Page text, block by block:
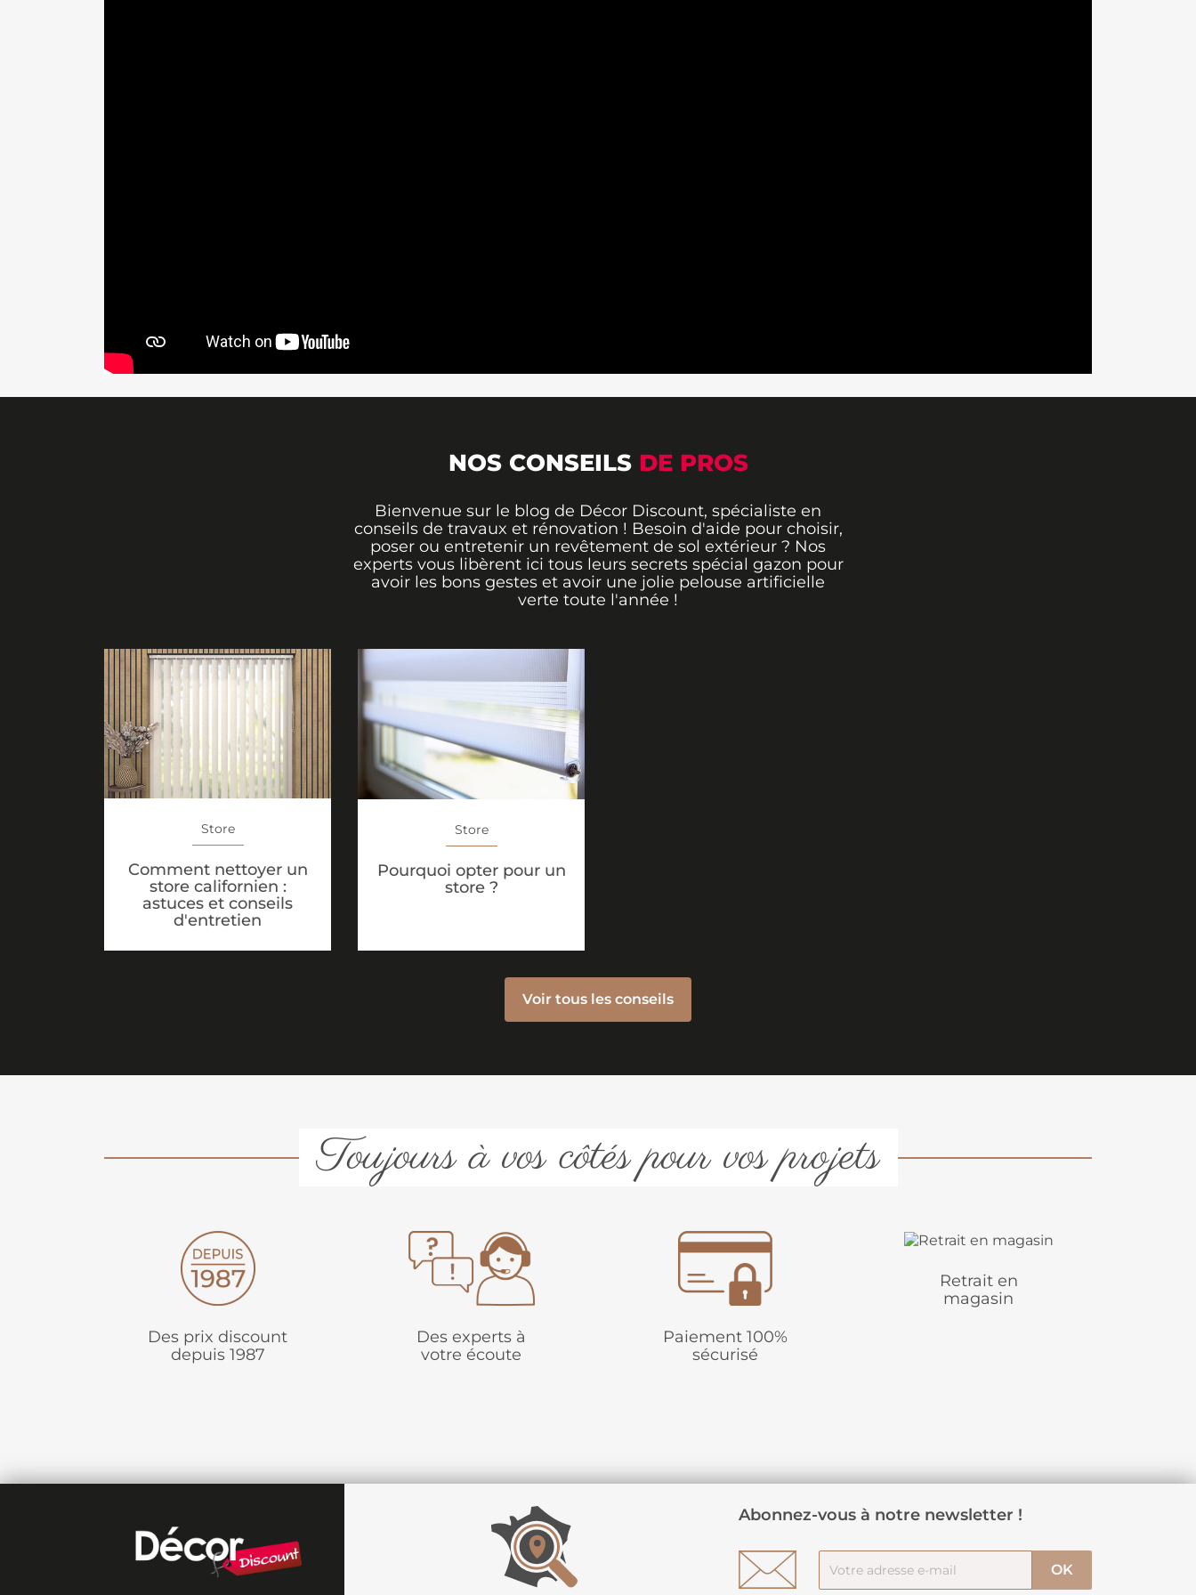
NOS CONSEILS DE PROS
Bienvenue sur le blog de Décor Discount, spécialiste en
conseils de travaux et rénovation ! Besoin d'aide pour choisir,
poser ou entretenir un revêtement de sol extérieur ? Nos
experts vous libèrent ici tous leurs secrets spécial gazon pour
avoir les bons gestes et avoir une jolie pelouse artificielle
verte toute l'année !
Store
Comment nettoyer un
store californien :
astuces et conseils
d'entretien
Store
Pourquoi opter pour un
store ?
Voir tous les conseils
Toujours à vos côtés pour vos projets
Des prix discount
depuis 1987
Des experts à
votre écoute
Paiement 100%
sécurisé
Retrait en
magasin
Abonnez-vous à notre newsletter !